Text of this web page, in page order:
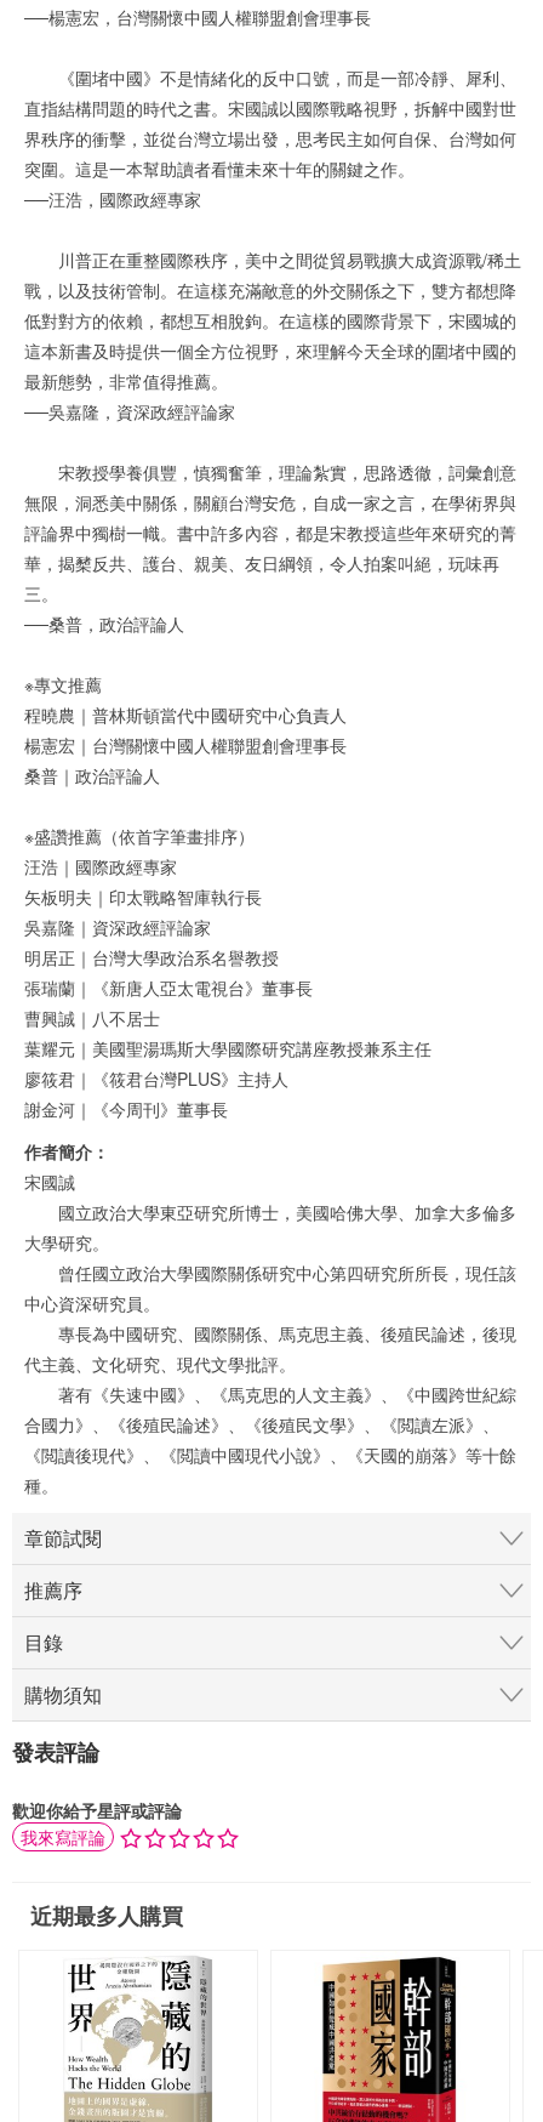
──楊憲宏，台灣關懷中國人權聯盟創會理事長
《圍堵中國》不是情緒化的反中口號，而是一部冷靜、犀利、
直指結構問題的時代之書。宋國誠以國際戰略視野，拆解中國對世
界秩序的衝擊，並從台灣立場出發，思考民主如何自保、台灣如何
突圍。這是一本幫助讀者看懂未來十年的關鍵之作。
──汪浩，國際政經專家
川普正在重整國際秩序，美中之間從貿易戰擴大成資源戰/稀土
戰，以及技術管制。在這樣充滿敵意的外交關係之下，雙方都想降
低對對方的依賴，都想互相脫鉤。在這樣的國際背景下，宋國城的
這本新書及時提供一個全方位視野，來理解今天全球的圍堵中國的
最新態勢，非常值得推薦。
──吳嘉隆，資深政經評論家
宋教授學養俱豐，慎獨奮筆，理論紮實，思路透徹，詞彙創意
無限，洞悉美中關係，關顧台灣安危，自成一家之言，在學術界與
評論界中獨樹一幟。書中許多內容，都是宋教授這些年來研究的菁
華，揭櫫反共、護台、親美、友日綱領，令人拍案叫絕，玩味再
三。
──桑普，政治評論人
※專文推薦
程曉農｜普林斯頓當代中國研究中心負責人
楊憲宏｜台灣關懷中國人權聯盟創會理事長
桑普｜政治評論人
※盛讚推薦（依首字筆畫排序）
汪浩｜國際政經專家
矢板明夫｜印太戰略智庫執行長
吳嘉隆｜資深政經評論家
明居正｜台灣大學政治系名譽教授
張瑞蘭｜《新唐人亞太電視台》董事長
曹興誠｜八不居士
葉耀元｜美國聖湯瑪斯大學國際研究講座教授兼系主任
廖筱君｜《筱君台灣PLUS》主持人
謝金河｜《今周刊》董事長
作者簡介：
宋國誠
國立政治大學東亞研究所博士，美國哈佛大學、加拿大多倫多
大學研究。
曾任國立政治大學國際關係研究中心第四研究所所長，現任該
中心資深研究員。
專長為中國研究、國際關係、馬克思主義、後殖民論述，後現
代主義、文化研究、現代文學批評。
著有《失速中國》、《馬克思的人文主義》、《中國跨世紀綜
合國力》、《後殖民論述》、《後殖民文學》、《閲讀左派》、
《閲讀後現代》、《閲讀中國現代小說》、《天國的崩落》等十餘
種。
章節試閱
推薦序
目錄
購物須知
發表評論
歡迎你給予星評或評論
我來寫評論
近期最多人購買